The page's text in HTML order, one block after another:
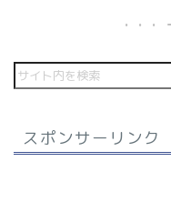
スポンサーリンク